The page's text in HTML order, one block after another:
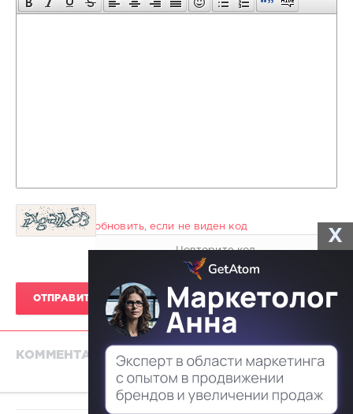
обновить, если не виден код
ОТПРАВИТЬ КОММЕНТАРИЙ
КОММЕНТАРИЕВ 0
X